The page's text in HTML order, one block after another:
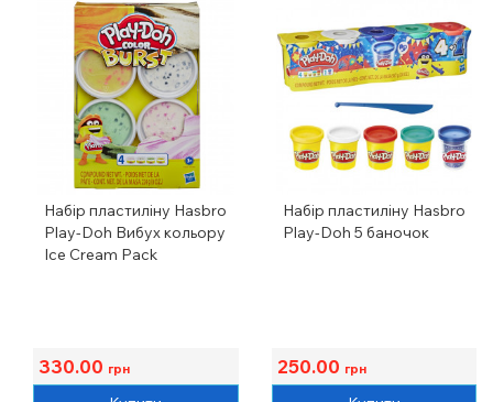
Набір пластиліну Hasbro
Play-Doh Вибух кольору
Ice Cream Pack
330.00 грн
Набір пластиліну Hasbro
Play-Doh 5 баночок
250.00 грн